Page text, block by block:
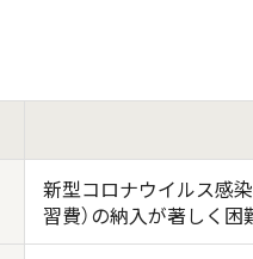
新型コロナウイルス感染
習費）の納入が著しく困